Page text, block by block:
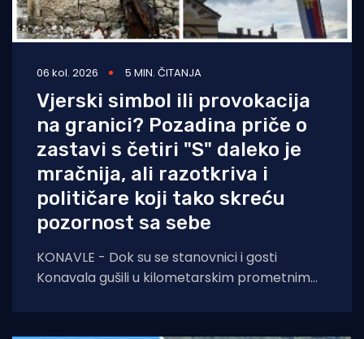
06 kol. 2026 5 MIN. ČITANJA
Vjerski simbol ili provokacija
na granici? Pozadina priče o
zastavi s četiri "S" daleko je
mračnija, ali razotkriva i
političare koji tako skreću
pozornost sa sebe
KONAVLE - Dok su se stanovnici i gosti
Konavala gušili u kilometarskim prometnim